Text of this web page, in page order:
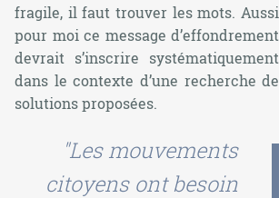
fragile, il faut trouver les mots. Aussi
pour moi ce message d’effondrement
devrait s’inscrire systématiquement
dans le contexte d’une recherche de
solutions proposées.
"Les mouvements
citoyens ont besoin